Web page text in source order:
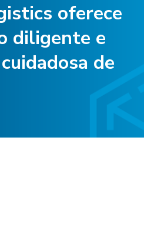
oferece
diligente e
de